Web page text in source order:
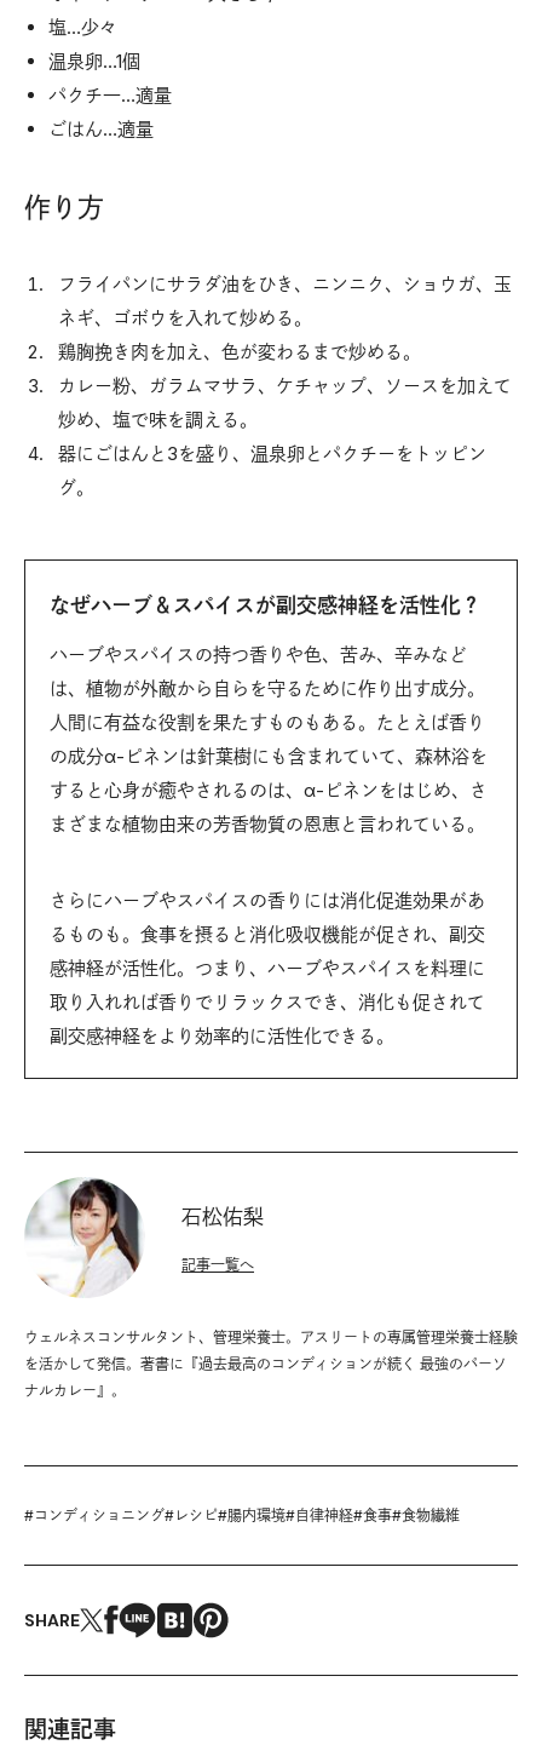
塩…少々
温泉卵…1個
パクチ一…適量
ごはん…適量
作り方
フライパンにサラダ油をひき、ニンニク、ショウガ、玉
ネギ、ゴボウを入れて炒める。
鶏胸挽き肉を加え、色が変わるまで炒める。
カレー粉、ガラムマサラ、ケチャップ、ソースを加えて
炒め、塩で味を調える。
器にごはんと3を盛り、温泉卵とパクチーをトッピン
グ。
なぜハーブ＆スパイスが副交感神経を活性化？
ハーブやスパイスの持つ香りや色、苦み、辛みなど
は、植物が外敵から自らを守るために作り出す成分。
人間に有益な役割を果たすものもある。たとえば香り
の成分α-ピネンは針葉樹にも含まれていて、森林浴を
すると心身が癒やされるのは、α-ピネンをはじめ、さ
まざまな植物由来の芳香物質の恩恵と言われている。
さらにハーブやスパイスの香りには消化促進効果があ
るものも。食事を摂ると消化吸収機能が促され、副交
感神経が活性化。つまり、ハーブやスパイスを料理に
取り入れれば香りでリラックスでき、消化も促されて
副交感神経をより効率的に活性化できる。
石松佑梨
ウェルネスコンサルタント、管理栄養士。アスリートの専属管理栄養士経験
を活かして発信。著書に『過去最高のコンディションが続く 最強のパーソ
ナルカレー』。
記事一覧へ
#コンディショニング# レシピ#腸内環境#自律神経#食事#食物繊維
SHARE
関連記事